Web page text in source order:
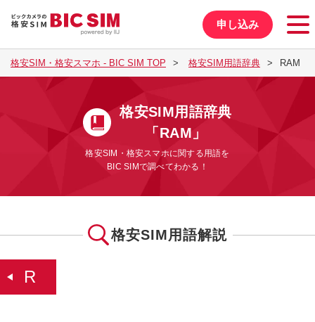
申し込み
格安SIM・格安スマホ - BIC SIM TOP 格安SIM用語辞典 RAM
格安SIM用語辞典
「RAM」
格安SIM・格安スマホに関する用語を
BIC SIMで調べてわかる！
格安SIM用語解説
R